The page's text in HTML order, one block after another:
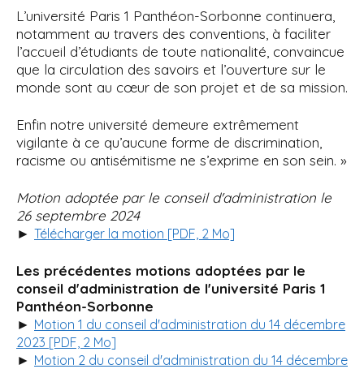
L’université Paris 1 Panthéon-Sorbonne continuera,
notamment au travers des conventions, à faciliter
l’accueil d’étudiants de toute nationalité, convaincue
que la circulation des savoirs et l’ouverture sur le
monde sont au cœur de son projet et de sa mission.
Enfin notre université demeure extrêmement
vigilante à ce qu’aucune forme de discrimination,
racisme ou antisémitisme ne s’exprime en son sein. »
Motion adoptée par le conseil d'administration le
26 septembre 2024
► Télécharger la motion [PDF, 2 Mo]
Les précédentes motions adoptées par le
conseil d'administration de l'université Paris 1
Panthéon-Sorbonne
► Motion 1 du conseil d'administration du 14 décembre
2023 [PDF, 2 Mo]
► Motion 2 du conseil d'administration du 14 décembre